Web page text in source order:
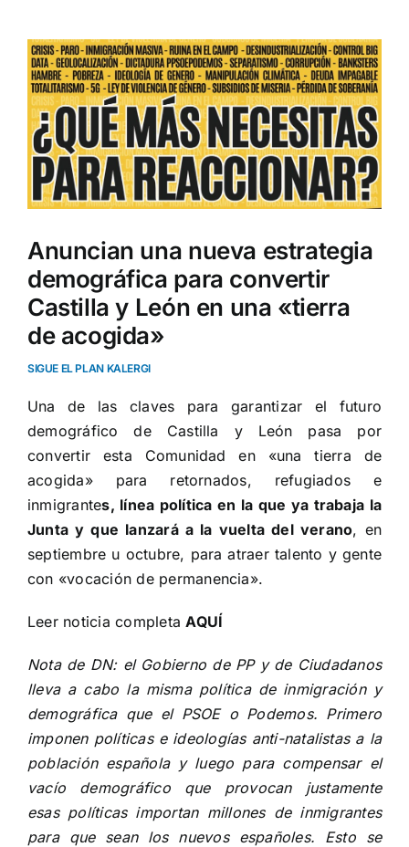
Ver
imagen
más
grande
Anuncian una nueva estrategia
demográfica para convertir
Castilla y León en una «tierra
de acogida»
SIGUE EL PLAN KALERGI
Una de las claves para garantizar el futuro
demográfico de Castilla y León pasa por
convertir esta Comunidad en «una tierra de
acogida» para retornados, refugiados e
inmigrantes, línea política en la que ya trabaja la
Junta y que lanzará a la vuelta del verano, en
septiembre u octubre, para atraer talento y gente
con «vocación de permanencia».
Leer noticia completaAQUÍ
Nota de DN: el Gobierno de PP y de Ciudadanos
lleva a cabo la misma política de inmigración y
demográfica que el PSOE o Podemos. Primero
imponen políticas e ideologías anti-natalistas a la
población española y luego para compensar el
vacío demográfico que provocan justamente
esas políticas importan millones de inmigrantes
para que sean los nuevos españoles. Esto se